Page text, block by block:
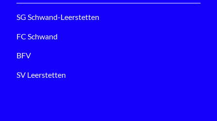
SG Schwand-Leerstetten
FC Schwand
BFV
SV Leerstetten